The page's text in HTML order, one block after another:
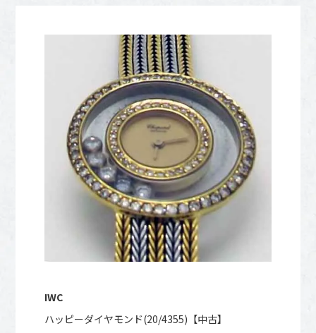
IWC
ハッピーダイヤモンド(20/4355)【中古】